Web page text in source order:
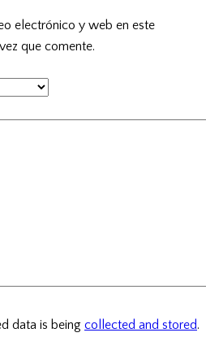
electrónico y web en este
que comente.
data is being collected and stored.